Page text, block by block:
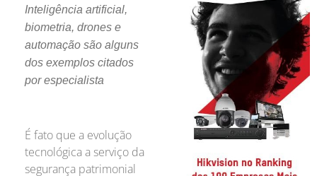
Inteligência artificial,
biometria, drones e
automação são alguns
dos exemplos citados
por especialista
É fato que a evolução
tecnológica a serviço da
segurança patrimonial